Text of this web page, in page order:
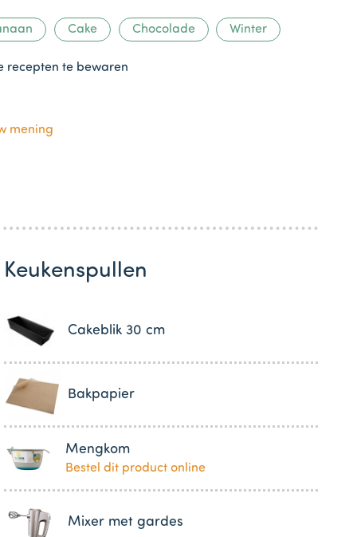
Cake Chocolade Winter
recepten te bewaren
mening
Keukenspullen
Cakeblik 30 cm
Bakpapier
Mengkom
Bestel dit product online
Mixer met gardes